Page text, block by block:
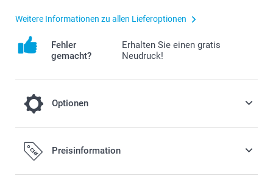
Weitere Informationen zu allen Lieferoptionen
Fehler
gemacht?
Erhalten Sie einen gratis
Neudruck!
Optionen
Sommerliche Temperaturen?
2.50/Stück
Preisinformation